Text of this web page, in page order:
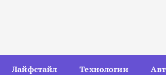
Лайфстайл Технологии